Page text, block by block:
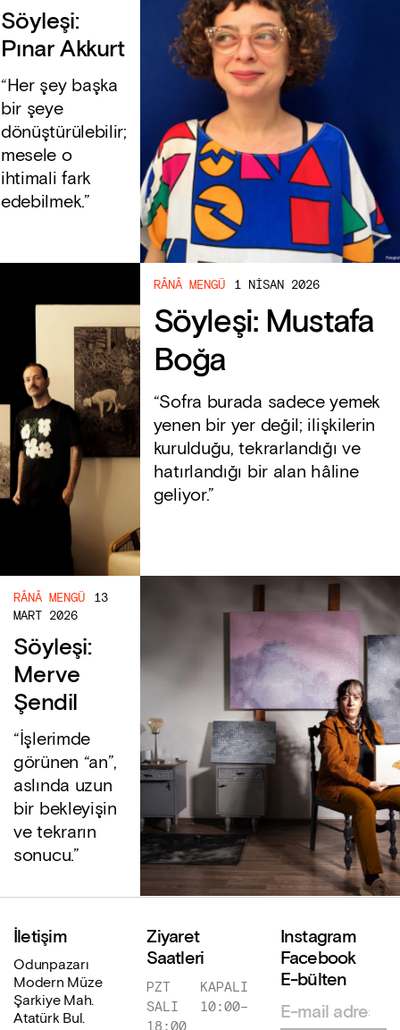
Söyleşi:
Pınar Akkurt
“Her şey başka
bir şeye
dönüştürülebilir;
mesele o
ihtimali fark
edebilmek.”
RÂNÂ MENGÜ 1 NISAN 2026
Söyleşi: Mustafa
Boğa
“Sofra burada sadece yemek
yenen bir yer değil; ilişkilerin
kurulduğu, tekrarlandığı ve
hatırlandığı bir alan hâline
geliyor.”
RÂNÂ MENGÜ
13
MART 2026
Söyleşi:
Merve
Şendil
“İşlerimde
görünen “an”,
aslında uzun
bir bekleyişin
ve tekrarın
sonucu.”
İletişim
Odunpazarı
Modern Müze
Şarkiye Mah.
Atatürk Bul.
Ziyaret
Saatleri
PZT
KAPALI
SALI
10:00–
Instagram
Facebook
E-bülten